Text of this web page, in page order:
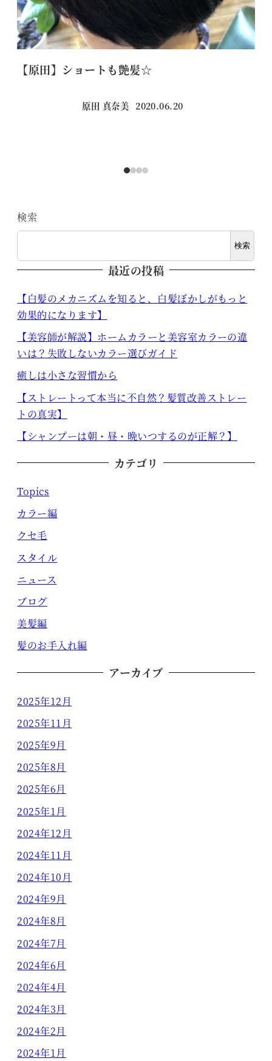
【原田】ショートも艶髪☆
原田 真奈美 投稿日
2020.06.20
検索
検索
最近の投稿
【白髪のメカニズムを知ると、白髪ぼかしがもっと
効果的になります】
【美容師が解説】ホームカラーと美容室カラーの違
いは？失敗しないカラー選びガイド
癒しは小さな習慣から
【ストレートって本当に不自然？髪質改善ストレー
トの真実】
【シャンプーは朝・昼・晩いつするのが正解？】
カテゴリ
Topics
カラー編
クセ毛
スタイル
ニュース
ブログ
美髪編
髪のお手入れ編
アーカイブ
2025年12月
2025年11月
2025年9月
2025年8月
2025年6月
2025年1月
2024年12月
2024年11月
2024年10月
2024年9月
2024年8月
2024年7月
2024年6月
2024年4月
2024年3月
2024年2月
2024年1月